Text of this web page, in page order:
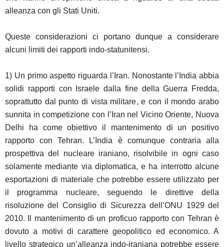
alleanza con gli Stati Uniti.
Queste considerazioni ci portano dunque a considerare
alcuni limiti dei rapporti indo-statunitensi.
1) Un primo aspetto riguarda l’Iran. Nonostante l’India abbia
solidi rapporti con Israele dalla fine della Guerra Fredda,
soprattutto dal punto di vista militare, e con il mondo arabo
sunnita in competizione con l’Iran nel Vicino Oriente, Nuova
Delhi ha come obiettivo il mantenimento di un positivo
rapporto con Tehran. L’India è comunque contraria alla
prospettiva del nucleare iraniano, risolvibile in ogni caso
solamente mediante via diplomatica, e ha interrotto alcune
esportazioni di materiale che potrebbe essere utilizzato per
il programma nucleare, seguendo le direttive della
risoluzione del Consiglio di Sicurezza dell’ONU 1929 del
2010. Il mantenimento di un proficuo rapporto con Tehran è
dovuto a motivi di carattere geopolitico ed economico. A
livello strategico un’alleanza indo-iraniana potrebbe essere